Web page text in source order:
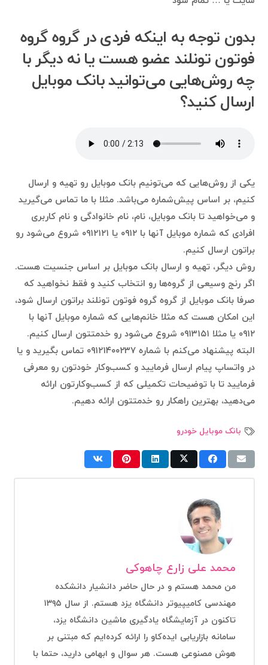
بدون توجه به اینکه فردی در گروه گروه
فوتون تونلند عضو هست یا نه دیگر با
چه روش‌هایی می‌توانید بانک موبایل
ارسال کنید؟
یکی از روش‌هایی که می‌تونیم بانک موبایل رو تهیه و ارسال
کنیم، بر اساس پیش‌شماره می‌باشد. مثلا با ما تماس می‌گیرید
و می‌خواهید تا بانک موبایل، نام، نام خانوادگی و نام کاربری
افرادی که شماره موبایل آنها با ۰۹۱۲ یا ۰۹۱۲۱۲۱ شروع می‌شود رو
براتون ارسال کنیم.
روش دیگر، تهیه و ارسال بانک موبایل بر اساس جنسیت هست.
اگر رنج وسیعی از گروه‌ها رو انتخاب کنید و فقط نخواهید که
صرفا بانک موبایل از گروه گروه فوتون تونلند براتون ارسال شود،
این امکان هست که مثلا خانم‌هایی که شماره موبایل آنها با
۰۹۱۲ یا مثلا ۰۹۱۳۱۵۱ شروع می‌شود رو خدمتتون ارسال کنیم.
البته پیشنهاد می‌کنم با شماره ۰۹۱۲۱۴۰۰۲۳۷ تماس بگیرید و یا
در واتساپ پیام ارسال فرمایید و کسب‌وکار خودتون رو معرفی
فرمایید تا با توضیحات تکمیلی که از کسب‌وکارتون ارائه
می‌دهید، بهترین راهکار رو خدمتتون ارائه دهیم.
بانک موبایل خودرو
محمد علی زارع چاهوکی
من محمد هستم و در حال حاضر دانشیار دانشکده
مهندسی کامیپیوتر دانشگاه یزد هستم. از سال ۱۳۹۵
تاکنون در آزمایشگاه یادگیری ماشین دانشگاه یزد،
سامانه بازاریابی ایده‌کاو را ارائه کرده‌ایم که مبتنی بر
هوش مصنوعی هست. هر سوال و ابهامی دارید، حتما با